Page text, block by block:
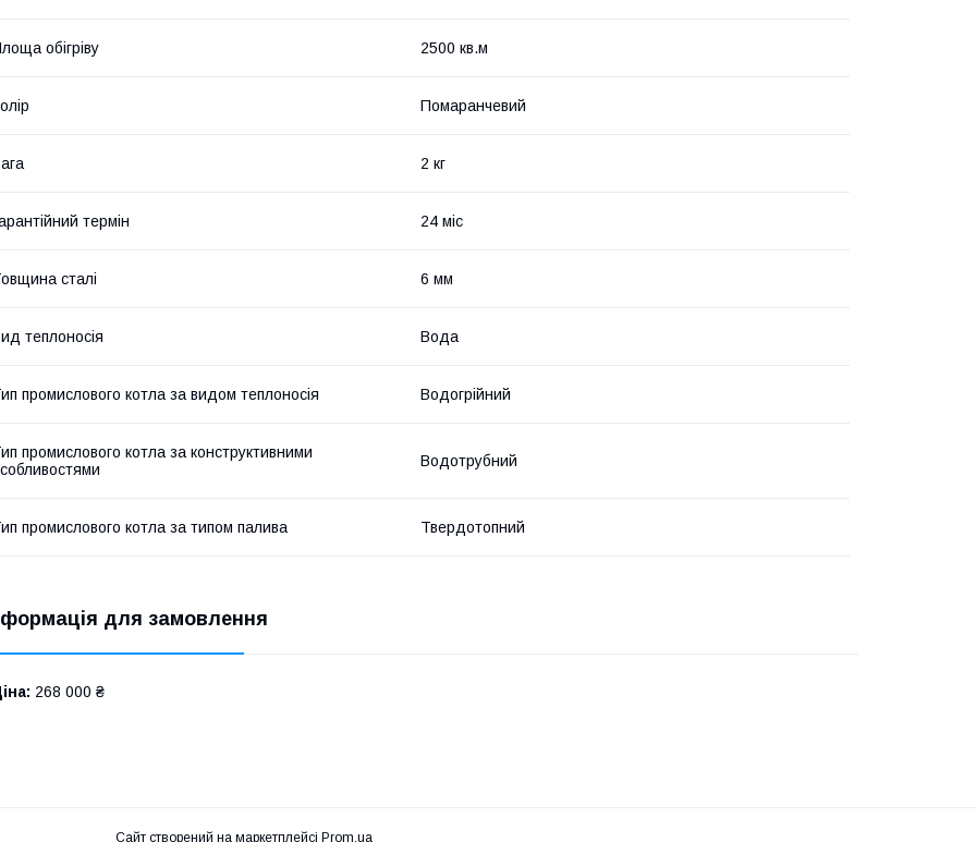
обігріву 2500 кв.м
Помаранчевий
2 кг
термін 24 міс
сталі 6 мм
теплоносія Вода
промислового котла за видом теплоносія Водогрійний
промислового котла за конструктивними
Водотрубний
промислового котла за типом палива Твердотопний
для замовлення
268 000 ₴
Сайт створений на маркетплейсі Prom.ua